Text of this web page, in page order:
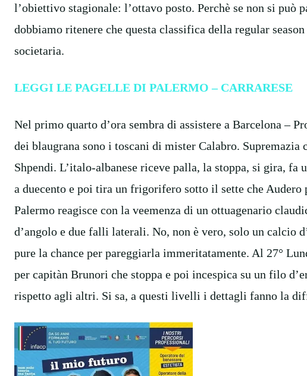
l’obiettivo stagionale: l’ottavo posto. Perchè se non si può
dobbiamo ritenere che questa classifica della regular
societaria.
LEGGI LE PAGELLE DI PALERMO – CARRARESE
Nel primo quarto d’ora sembra di assistere a Barcelona –
dei blaugrana sono i toscani di mister Calabro.
Shpendi. L’italo-albanese riceve palla, la stoppa, si gira,
a duecento e poi tira un frigorifero sotto il sette che
Palermo reagisce con la veemenza di un ottuagenario
d’angolo e due falli laterali. No, non è vero, solo un calcio
pure la chance per pareggiarla immeritatamente. Al 27°
per capitàn Brunori che stoppa e poi incespica su un filo
rispetto agli altri. Si sa, a questi livelli i dettagli fanno la